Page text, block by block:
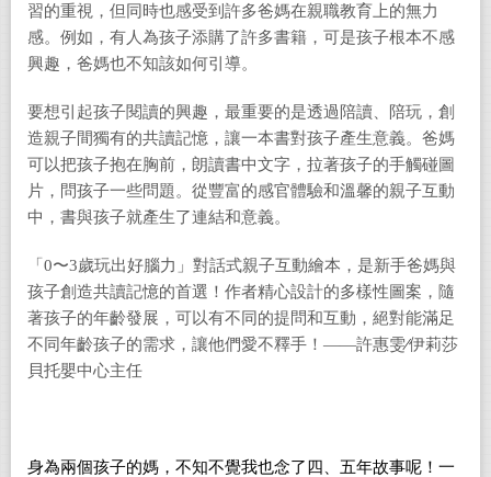
習的重視，但同時也感受到許多爸媽在親職教育上的無力
感。例如，有人為孩子添購了許多書籍，可是孩子根本不感
興趣，爸媽也不知該如何引導。
要想引起孩子閱讀的興趣，最重要的是透過陪讀、陪玩，創
造親子間獨有的共讀記憶，讓一本書對孩子產生意義。爸媽
可以把孩子抱在胸前，朗讀書中文字，拉著孩子的手觸碰圖
片，問孩子一些問題。從豐富的感官體驗和溫馨的親子互動
中，書與孩子就產生了連結和意義。
「0〜3歲玩出好腦力」對話式親子互動繪本，是新手爸媽與
孩子創造共讀記憶的首選！作者精心設計的多樣性圖案，隨
著孩子的年齡發展，可以有不同的提問和互動，絕對能滿足
不同年齡孩子的需求，讓他們愛不釋手！——許惠雯∕伊莉莎
貝托嬰中心主任
身為兩個孩子的媽，不知不覺我也念了四、五年故事呢！一